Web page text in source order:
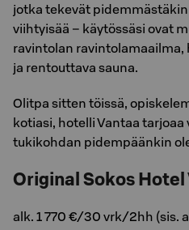
jotka tekevät pidemmästäkin
viihtyisää – käytössäsi ovat
ravintolan ravintolamaailma,
ja rentouttava sauna.
Olitpa sitten töissä,
kotiasi, hotelli Vantaa
tukikohdan pidempäänkin
Original Sokos Hotel
alk. 1 770 €/30 vrk/2hh (sis.